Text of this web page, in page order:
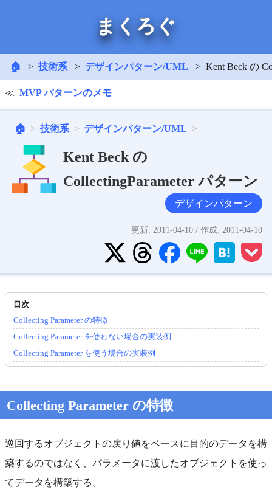
まくろぐ
🏠 技術系 デザインパターン/UML Kent Beck の
MVP パターンのメモ
🏠 技術系 デザインパターン/UML
Kent Beck の
CollectingParameter パターン
デザインパターン
更新: 2011-04-10 / 作成: 2011-04-10
Collecting Parameter の特徴
Collecting Parameter を使わない場合の実装例
Collecting Parameter を使う場合の実装例
Collecting Parameter の特徴
巡回するオブジェクトの戻り値をベースに目的のデータを構
築するのではなく、パラメータに渡したオブジェクトを使っ
てデータを構築する。